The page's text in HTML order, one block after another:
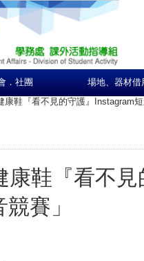
．社團 場地、器材借
康鞋『看不見的守護』Instagram
康鞋『看不
賽」